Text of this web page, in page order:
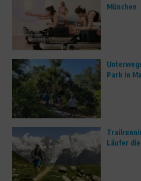
München
Park in
Läufer